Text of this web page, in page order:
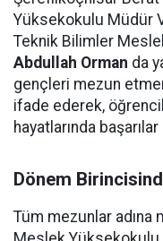
Yüksekokulu Müdür
Teknik Bilimler
Abdullah Orman da
gençleri mezun
ifade ederek,
hayatlarında
Dönem
Tüm mezunlar adına